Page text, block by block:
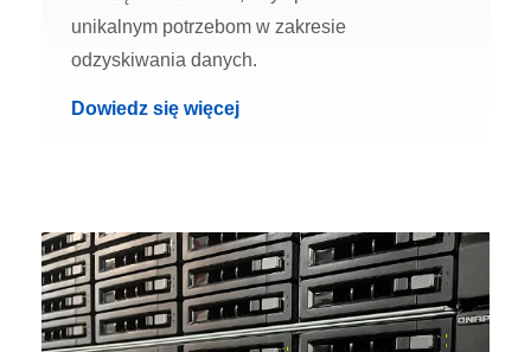
unikalnym potrzebom w zakresie
odzyskiwania danych.
Dowiedz się więcej